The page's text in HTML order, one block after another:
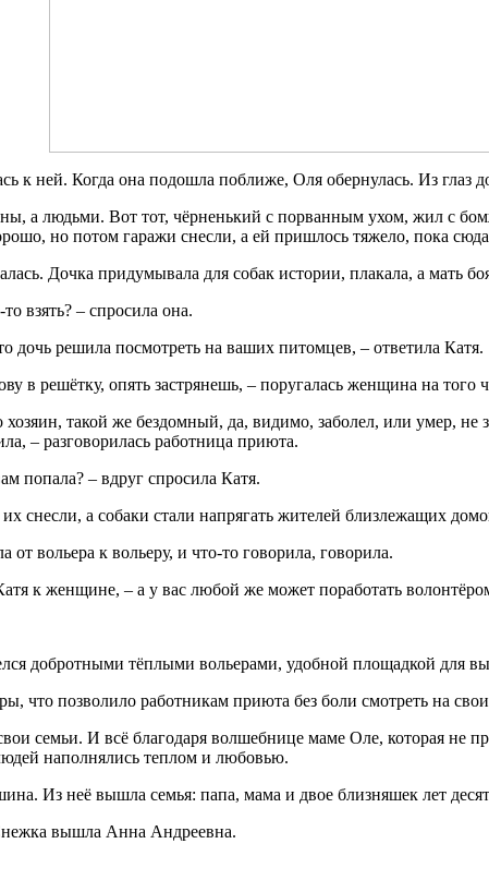
к ней. Когда она подошла поближе, Оля обернулась. Из глаз
а людьми. Вот тот, чёрненький с порванным ухом, жил с
но потом гаражи снесли, а ей пришлось тяжело, пока
Дочка придумывала для собак истории, плакала, а мать
взять? – спросила она.
дочь решила посмотреть на ваших питомцев, – ответила Катя.
в решётку, опять застрянешь, – поругалась женщина на того
такой же бездомный, да, видимо, заболел, или умер,
– разговорилась работница приюта.
попала? – вдруг спросила Катя.
снесли, а собаки стали напрягать жителей близлежащих
от вольера к вольеру, и что-то говорила, говорила.
к женщине, – а у вас любой же может поработать
добротными тёплыми вольерами, удобной площадкой для
что позволило работникам приюта без боли смотреть на
семьи. И всё благодаря волшебнице маме Оле, которая не
наполнялись теплом и любовью.
Из неё вышла семья: папа, мама и двое близняшек лет
вышла Анна Андреевна.